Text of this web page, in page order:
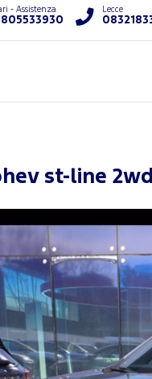
- Assistenza Lecce
st-line